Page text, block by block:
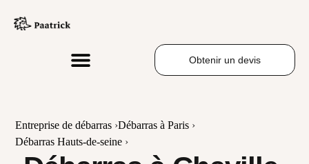
Obtenir un devis
Entreprise de débarras ›Débarras à Paris ›
Débarras Hauts-de-seine ›